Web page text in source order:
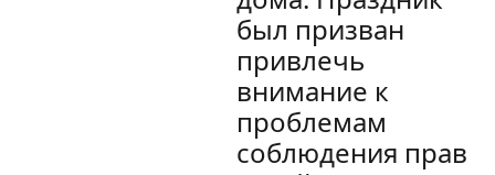
был призван
привлечь
внимание к
проблемам
соблюдения прав